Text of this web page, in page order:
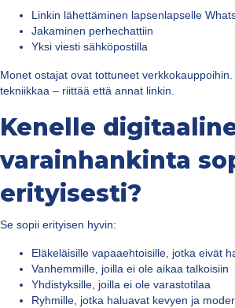
Linkin lähettäminen lapsenlapselle
Jakaminen perhechattiin
Yksi viesti sähköpostilla
Monet ostajat ovat tottuneet
tekniikkaa – riittää että annat linkin.
Kenelle
varainhankinta
erityisesti?
Se sopii erityisen hyvin:
Eläkeläisille vapaaehtoisille, jotka eivät
Vanhemmille, joilla ei ole aikaa talkoisiin
Yhdistyksille, joilla ei ole varastotilaa
Ryhmille, jotka haluavat kevyen ja